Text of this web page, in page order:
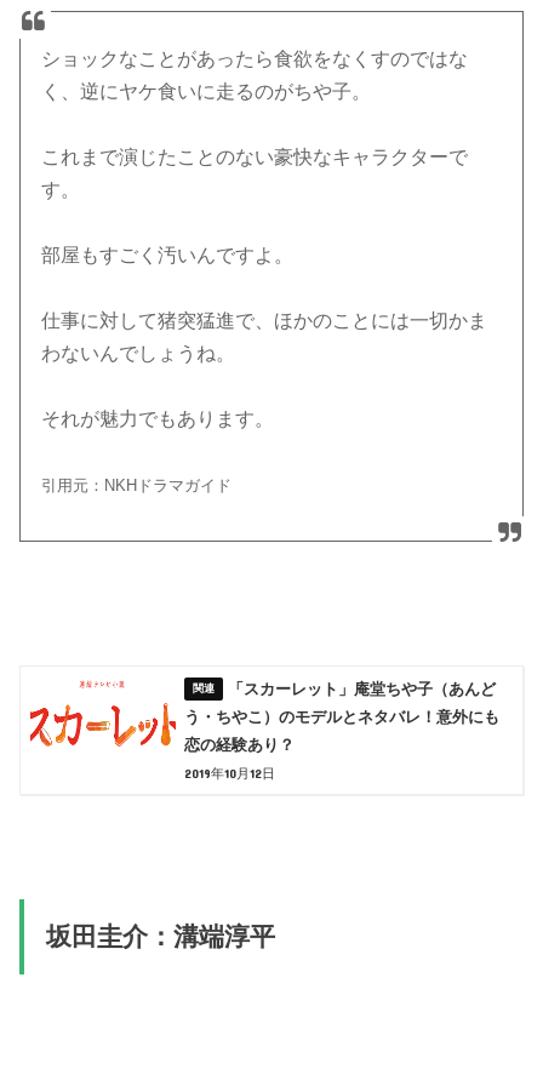
ショックなことがあったら食欲をなくすのではな
く、逆にヤケ食いに走るのがちや子。
これまで演じたことのない豪快なキャラクターで
す。
部屋もすごく汚いんですよ。
仕事に対して猪突猛進で、ほかのことには一切かま
わないんでしょうね。
それが魅力でもあります。
引用元：NKHドラマガイド
「スカーレット」庵堂ちや子（あんど
う・ちやこ）のモデルとネタバレ！意外にも
恋の経験あり？
2019年10月12日
坂田圭介：溝端淳平